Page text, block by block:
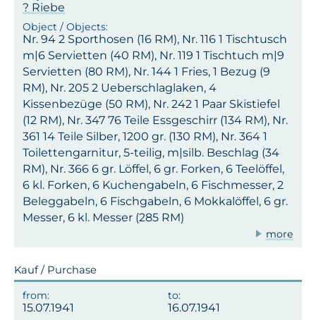
? Riebe
Nr. 94 2 Sporthosen (16 RM), Nr. 116 1 Tischtusch
m|6 Servietten (40 RM), Nr. 119 1 Tischtuch m|9
Servietten (80 RM), Nr. 144 1 Fries, 1 Bezug (9
RM), Nr. 205 2 Ueberschlaglaken, 4
Kissenbezüge (50 RM), Nr. 242 1 Paar Skistiefel
(12 RM), Nr. 347 76 Teile Essgeschirr (134 RM), Nr.
361 14 Teile Silber, 1200 gr. (130 RM), Nr. 364 1
Toilettengarnitur, 5-teilig, m|silb. Beschlag (34
RM), Nr. 366 6 gr. Löffel, 6 gr. Forken, 6 Teelöffel,
6 kl. Forken, 6 Kuchengabeln, 6 Fischmesser, 2
Beleggabeln, 6 Fischgabeln, 6 Mokkalöffel, 6 gr.
Messer, 6 kl. Messer (285 RM)
more
Kauf / Purchase
15.07.1941 16.07.1941